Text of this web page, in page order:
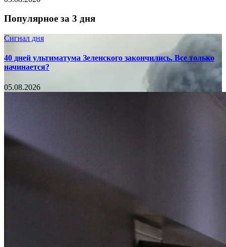
Популярное за 3 дня
Сигнал дня
40 дней ультиматума Зеленского закончились. Все только
начинается?
05.08.2026